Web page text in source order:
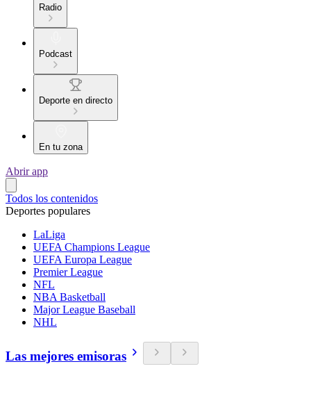
Radio
Podcast
Deporte en directo
En tu zona
Abrir app
Todos los contenidos
Deportes populares
LaLiga
UEFA Champions League
UEFA Europa League
Premier League
NFL
NBA Basketball
Major League Baseball
NHL
Las mejores emisoras